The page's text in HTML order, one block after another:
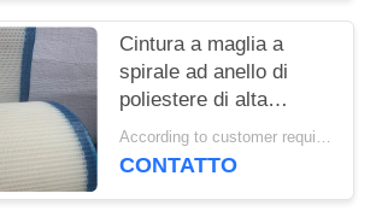
torre a maglia piatta
Cintura a maglia a
spirale ad anello di
poliestere di alta
qualità, cintura a
maglia a filtro 100% di
According to customer requirements MOQ:1 metro
CONTATTO